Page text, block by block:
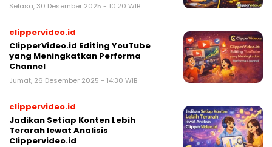
Selasa, 30 Desember 2025 - 10:20 WIB
clippervideo.id
ClipperVideo.id Editing YouTube
yang Meningkatkan Performa
Channel
Jumat, 26 Desember 2025 - 14:30 WIB
clippervideo.id
Jadikan Setiap Konten Lebih
Terarah lewat Analisis
Clippervideo.id